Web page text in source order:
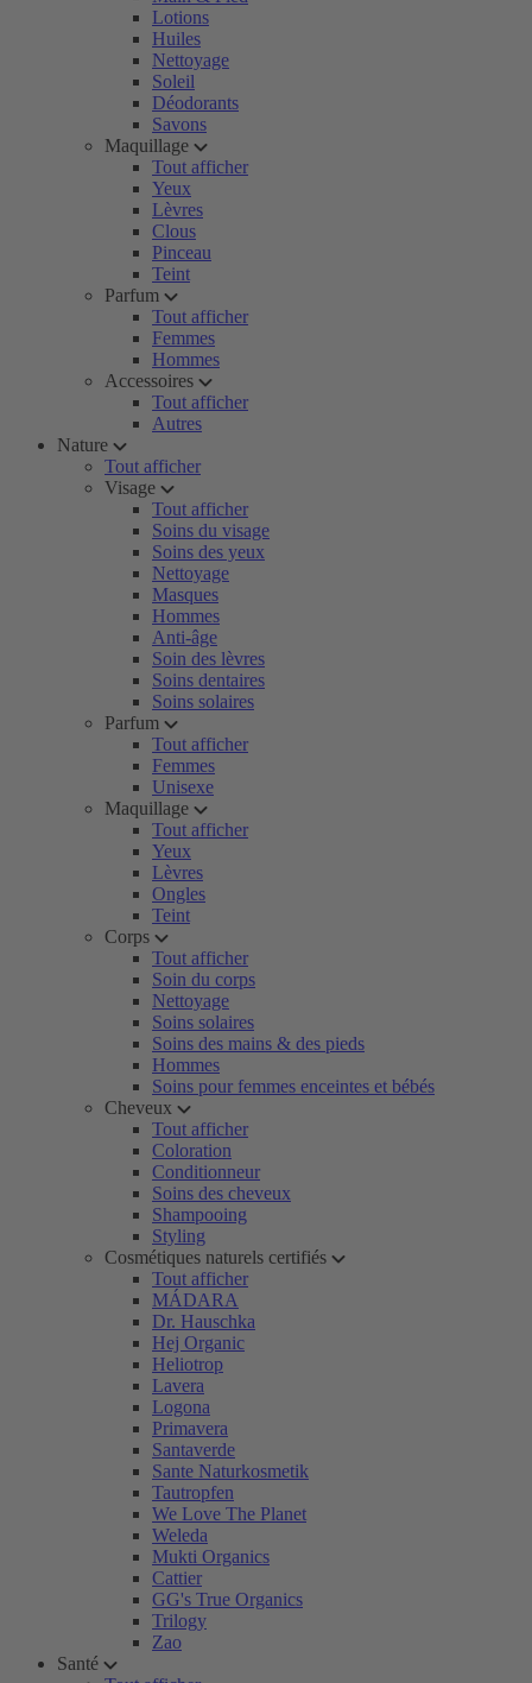
Lotions
Huiles
Nettoyage
Soleil
Déodorants
Savons
Maquillage
Tout afficher
Yeux
Lèvres
Clous
Pinceau
Teint
Parfum
Tout afficher
Femmes
Hommes
Accessoires
Tout afficher
Autres
Nature
Tout afficher
Visage
Tout afficher
Soins du visage
Soins des yeux
Nettoyage
Masques
Hommes
Anti-âge
Soin des lèvres
Soins dentaires
Soins solaires
Parfum
Tout afficher
Femmes
Unisexe
Maquillage
Tout afficher
Yeux
Lèvres
Ongles
Teint
Corps
Tout afficher
Soin du corps
Nettoyage
Soins solaires
Soins des mains & des pieds
Hommes
Soins pour femmes enceintes et bébés
Cheveux
Tout afficher
Coloration
Conditionneur
Soins des cheveux
Shampooing
Styling
Cosmétiques naturels certifiés
Tout afficher
MÁDARA
Dr. Hauschka
Hej Organic
Heliotrop
Lavera
Logona
Primavera
Santaverde
Sante Naturkosmetik
Tautropfen
We Love The Planet
Weleda
Mukti Organics
Cattier
GG's True Organics
Trilogy
Zao
Santé